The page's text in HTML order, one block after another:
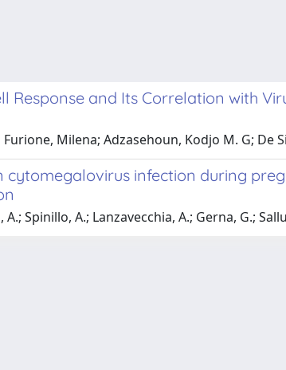
and Its Correlation with
Milena; Adzasehoun, Kodjo M. G; De
infection during
Spinillo, A.; Lanzavecchia, A.; Gerna, G.;